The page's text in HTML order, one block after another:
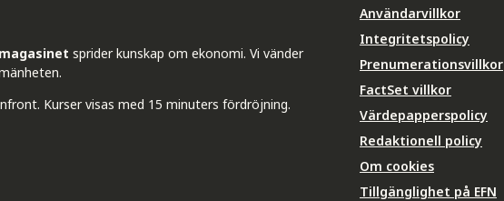
sprider kunskap om ekonomi. Vi vänder
Kurser visas med 15 minuters fördröjning.
Användarvillkor
Integritetspolicy
Prenumerationsvillkor
FactSet villkor
Värdepapperspolicy
Redaktionell policy
Om cookies
Tillgänglighet på EFN